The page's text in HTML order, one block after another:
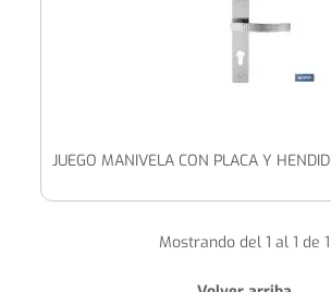
JUEGO MANIVELA CON PLACA Y
Mostrando del 1 al 1 de 1